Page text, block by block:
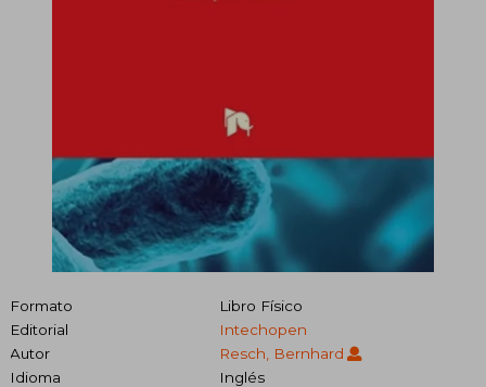
Formato
Libro Físico
Editorial
Intechopen
Autor
Resch, Bernhard
Idioma
Inglés